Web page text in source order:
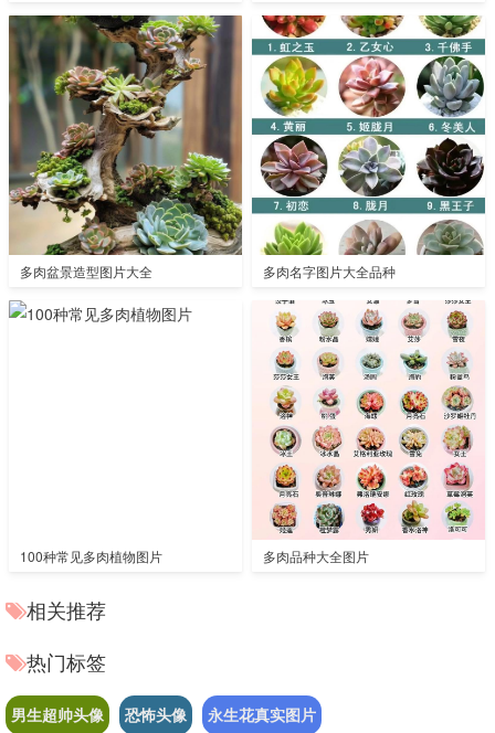
多肉盆景造型图片大全 多肉名字图片大全品种
100种常见多肉植物图片 多肉品种大全图片
相关推荐
热门标签
男生超帅头像 恐怖头像 永生花真实图片